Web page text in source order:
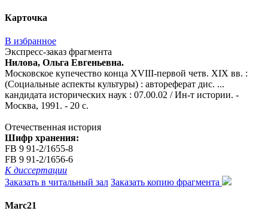
Карточка
В избранное
Экспресс-заказ фрагмента
Нилова, Ольга Евгеньевна.
Московское купечество конца XVIII-первой четв. XIX вв. :
(Социальные аспекты культуры) : автореферат дис. ...
кандидата исторических наук : 07.00.02 / Ин-т истории. -
Москва, 1991. - 20 с.
Отечественная история
Шифр хранения:
FB 9 91-2/1655-8
FB 9 91-2/1656-6
К диссертации
Заказать в читальный зал Заказать копию фрагмента
Marc21